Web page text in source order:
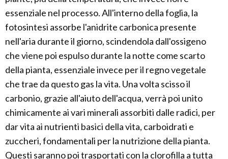
essenziale nel processo. All'interno della foglia, la
fotosintesi assorbe l'anidrite carbonica presente
nell'aria durante il giorno, scindendola dall'ossigeno
che viene poi espulso durante la notte come scarto
della pianta, essenziale invece per il regno vegetale
che trae da questo gas la vita. Una volta scisso il
carbonio, grazie all'aiuto dell'acqua, verrà poi unito
chimicamente ai vari minerali assorbiti dalle radici, per
dar vita ai nutrienti basici della vita, carboidrati e
zuccheri, fondamentali per la nutrizione della pianta.
Questi saranno poi trasportati con la clorofilla a tutta